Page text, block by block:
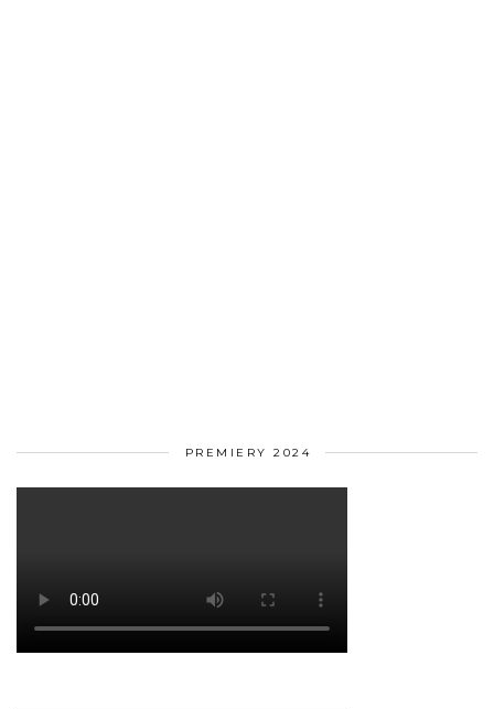
PREMIERY 2024